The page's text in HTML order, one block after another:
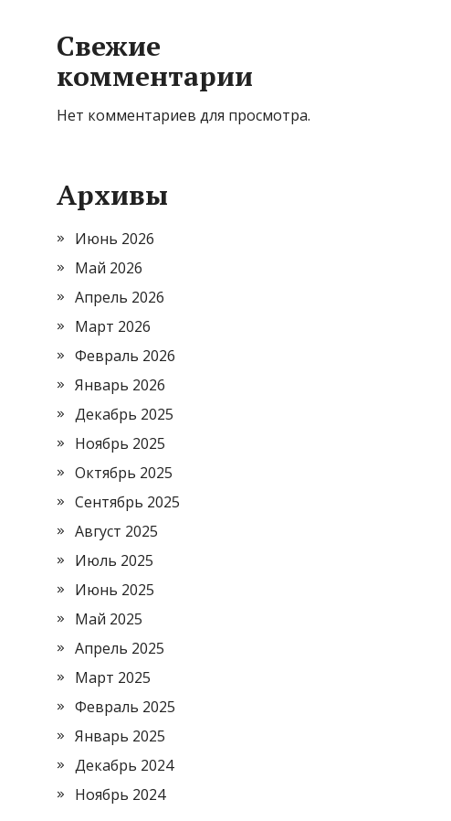
Свежие
комментарии
Нет комментариев для просмотра.
Архивы
Июнь 2026
Май 2026
Апрель 2026
Март 2026
Февраль 2026
Январь 2026
Декабрь 2025
Ноябрь 2025
Октябрь 2025
Сентябрь 2025
Август 2025
Июль 2025
Июнь 2025
Май 2025
Апрель 2025
Март 2025
Февраль 2025
Январь 2025
Декабрь 2024
Ноябрь 2024